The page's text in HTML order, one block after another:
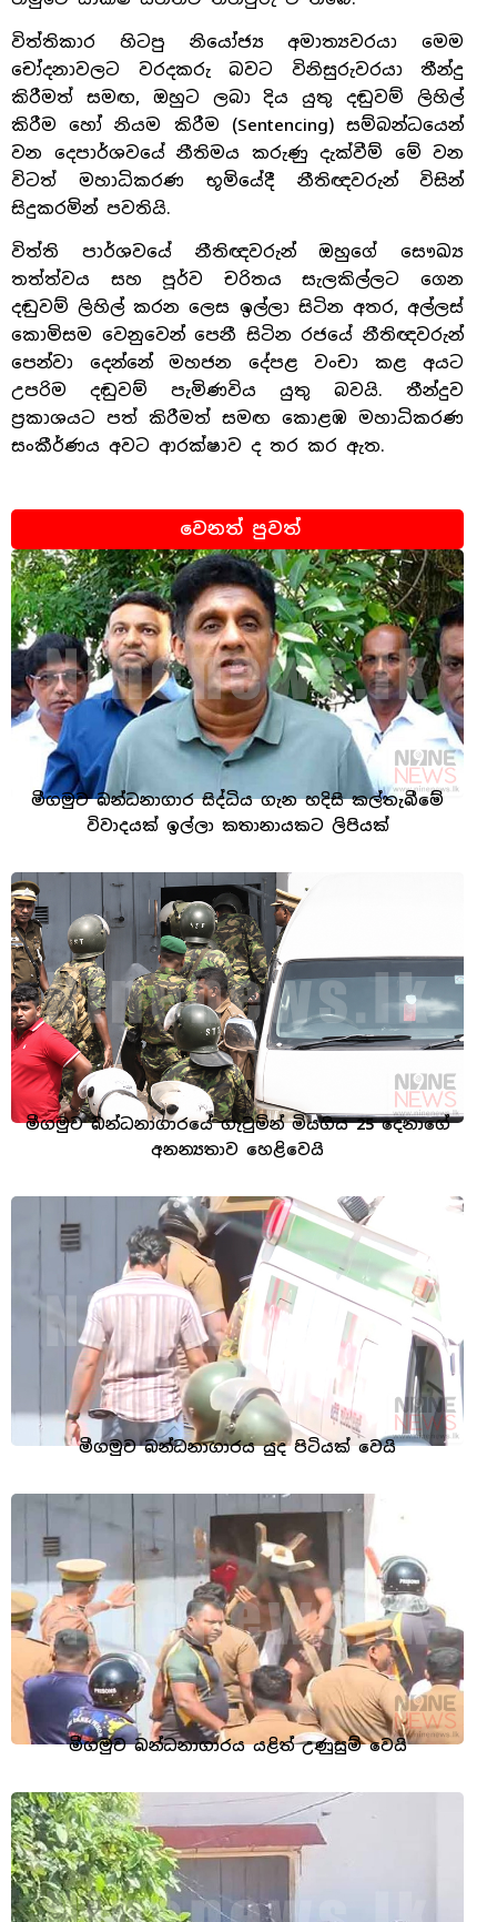
විත්තිකාර හිටපු නියෝජ්‍ය අමාත්‍යවරයා මෙම
චෝදනාවලට වරදකරු බවට විනිසුරුවරයා තීන්දු
කිරීමත් සමඟ, ඔහුට ලබා දිය යුතු දඬුවම් ලිහිල්
කිරීම හෝ නියම කිරීම (Sentencing) සම්බන්ධයෙන්
වන දෙපාර්ශවයේ නීතිමය කරුණු දැක්වීම් මේ වන
විටත් මහාධිකරණ භූමියේදී නීතිඥවරුන් විසින්
සිදුකරමින් පවතියි.
විත්ති පාර්ශවයේ නීතිඥවරුන් ඔහුගේ සෞඛ්‍ය
තත්ත්වය සහ පූර්ව චරිතය සැලකිල්ලට ගෙන
දඬුවම් ලිහිල් කරන ලෙස ඉල්ලා සිටින අතර, අල්ලස්
කොමිසම වෙනුවෙන් පෙනී සිටින රජයේ නීතිඥවරුන්
පෙන්වා දෙන්නේ මහජන දේපළ වංචා කළ අයට
උපරිම දඬුවම් පැමිණවිය යුතු බවයි. තීන්දුව
ප්‍රකාශයට පත් කිරීමත් සමඟ කොළඹ මහාධිකරණ
සංකීර්ණය අවට ආරක්ෂාව ද තර කර ඇත.
වෙනත් පුවත්
මීගමුව බන්ධනාගාර සිද්ධිය ගැන හදිසි කල්තැබීමේ
විවාදයක් ඉල්ලා කතානායකට ලිපියක්
මීගමුව බන්ධනාගාරයේ ගැටුමින් මියගිය 25 දෙනාගේ
අනන්‍යතාව හෙළිවෙයි
මීගමුව බන්ධනාගාරය යුද පිටියක් වෙයි
මීගමුව බන්ධනාගාරය යළිත් උණුසුම් වෙයි